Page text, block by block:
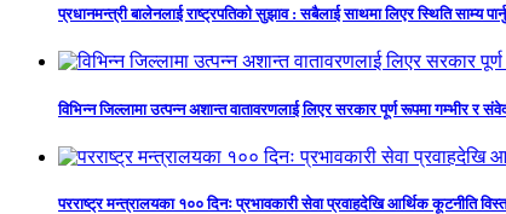
प्रधानमन्त्री बालेनलाई राष्ट्रपतिको सुझाव : सबैलाई साथमा लिएर स्थिति साम्य
विभिन्न जिल्लामा उत्पन्न अशान्त वातावरणलाई लिएर सरकार पूर्ण रूपमा गम्भीर र
परराष्ट्र मन्त्रालयका १०० दिनः प्रभावकारी सेवा प्रवाहदेखि आर्थिक कूटनीति